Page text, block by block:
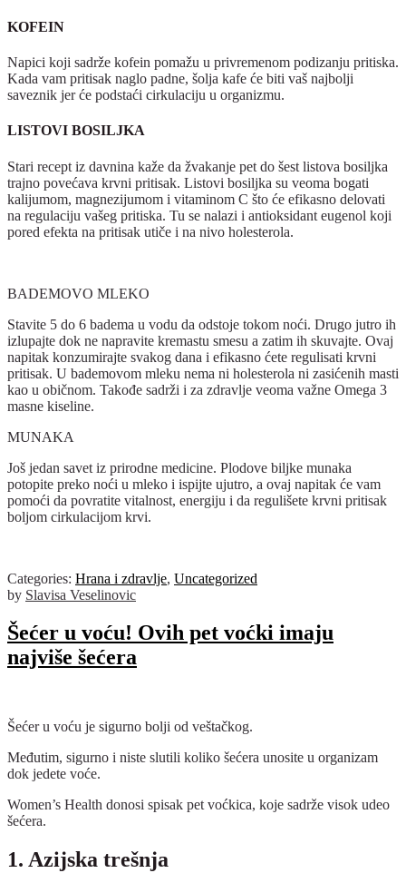
KOFEIN
Napici koji sadrže kofein pomažu u privremenom podizanju pritiska.
Kada vam pritisak naglo padne, šolja kafe će biti vaš najbolji
saveznik jer će podstaći cirkulaciju u organizmu.
LISTOVI BOSILJKA
Stari recept iz davnina kaže da žvakanje pet do šest listova bosiljka
trajno povećava krvni pritisak. Listovi bosiljka su veoma bogati
kalijumom, magnezijumom i vitaminom C što će efikasno delovati
na regulaciju vašeg pritiska. Tu se nalazi i antioksidant eugenol koji
pored efekta na pritisak utiče i na nivo holesterola.
BADEMOVO MLEKO
Stavite 5 do 6 badema u vodu da odstoje tokom noći. Drugo jutro ih
izlupajte dok ne napravite kremastu smesu a zatim ih skuvajte. Ovaj
napitak konzumirajte svakog dana i efikasno ćete regulisati krvni
pritisak. U bademovom mleku nema ni holesterola ni zasićenih masti
kao u običnom. Takođe sadrži i za zdravlje veoma važne Omega 3
masne kiseline.
MUNAKA
Još jedan savet iz prirodne medicine. Plodove biljke munaka
potopite preko noći u mleko i ispijte ujutro, a ovaj napitak će vam
pomoći da povratite vitalnost, energiju i da regulišete krvni pritisak
boljom cirkulacijom krvi.
Categories: Hrana i zdravlje, Uncategorized
by Slavisa Veselinovic
Šećer u voću! Ovih pet voćki imaju
najviše šećera
Šećer u voću je sigurno bolji od veštačkog.
Međutim, sigurno i niste slutili koliko šećera unosite u organizam
dok jedete voće.
Women’s Health donosi spisak pet voćkica, koje sadrže visok udeo
šećera.
1. Azijska trešnja